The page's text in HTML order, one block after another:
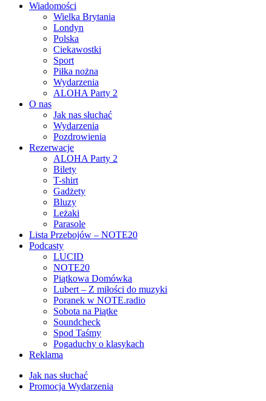
Wiadomości
Wielka Brytania
Londyn
Polska
Ciekawostki
Sport
Piłka nożna
Wydarzenia
ALOHA Party 2
O nas
Jak nas słuchać
Wydarzenia
Pozdrowienia
Rezerwacje
ALOHA Party 2
Bilety
T-shirt
Gadżety
Bluzy
Leżaki
Parasole
Lista Przebojów – NOTE20
Podcasty
LUCID
NOTE20
Piątkowa Domówka
Lubert – Z miłości do muzyki
Poranek w NOTE.radio
Sobota na Piątke
Soundcheck
Spod Taśmy
Pogaduchy o klasykach
Reklama
Jak nas słuchać
Promocja Wydarzenia